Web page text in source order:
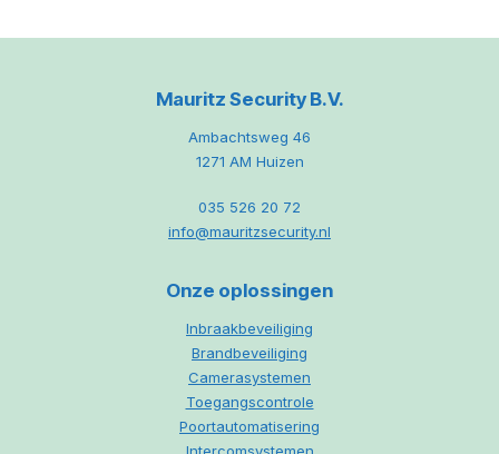
Mauritz Security B.V.
Ambachtsweg 46
1271 AM Huizen
035 526 20 72
info@mauritzsecurity.nl
Onze oplossingen
Inbraakbeveiliging
Brandbeveiliging
Camerasystemen
Toegangscontrole
Poortautomatisering